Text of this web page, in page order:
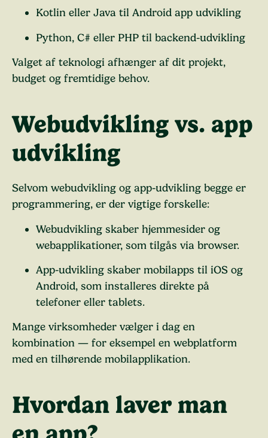
Kotlin eller Java til Android app udvikling
Python, C# eller PHP til backend-udvikling
Valget af teknologi afhænger af dit projekt,
budget og fremtidige behov.
Webudvikling vs. app
udvikling
Selvom webudvikling og app-udvikling begge er
programmering, er der vigtige forskelle:
Webudvikling skaber hjemmesider og
webapplikationer, som tilgås via browser.
App-udvikling skaber mobilapps til iOS og
Android, som installeres direkte på
telefoner eller tablets.
Mange virksomheder vælger i dag en
kombination — for eksempel en webplatform
med en tilhørende mobilapplikation.
Hvordan laver man